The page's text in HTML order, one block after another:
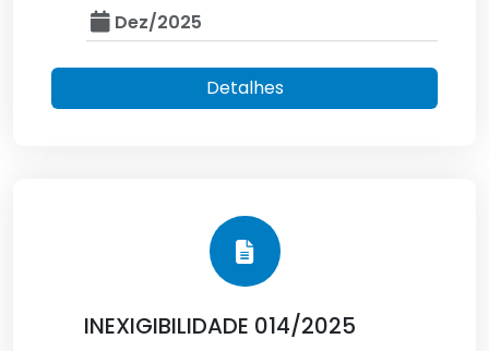
Dez/2025
Detalhes
INEXIGIBILIDADE 014/2025